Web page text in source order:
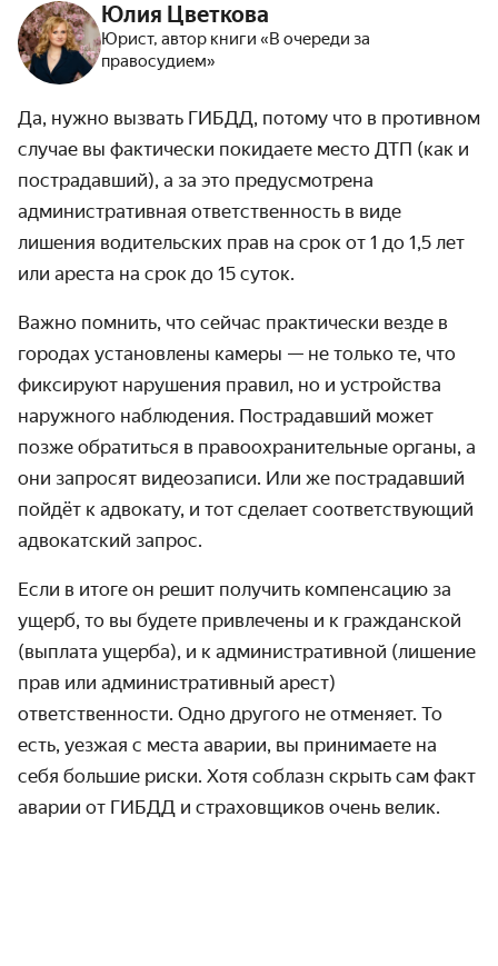
Юлия Цветкова
Юрист, автор книги «В очереди за
правосудием»
Да, нужно вызвать ГИБДД, потому что в противном
случае вы фактически покидаете место ДТП (как и
пострадавший), а за это предусмотрена
административная ответственность в виде
лишения водительских прав на срок от 1 до 1,5 лет
или ареста на срок до 15 суток.
Важно помнить, что сейчас практически везде в
городах установлены камеры — не только те, что
фиксируют нарушения правил, но и устройства
наружного наблюдения. Пострадавший может
позже обратиться в правоохранительные органы, а
они запросят видеозаписи. Или же пострадавший
пойдёт к адвокату, и тот сделает соответствующий
адвокатский запрос.
Если в итоге он решит получить компенсацию за
ущерб, то вы будете привлечены и к гражданской
(выплата ущерба), и к административной (лишение
прав или административный арест)
ответственности. Одно другого не отменяет. То
есть, уезжая с места аварии, вы принимаете на
себя большие риски. Хотя соблазн скрыть сам факт
аварии от ГИБДД и страховщиков очень велик.